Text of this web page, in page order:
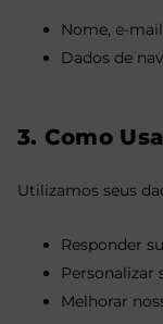
Nome, e-
Dados de
3. Como
Utilizamos seus
Responder
Personalizar
Melhorar